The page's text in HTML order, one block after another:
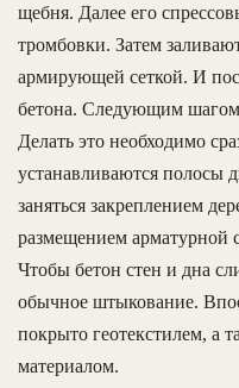
щебня. Далее его
тромбовки. Затем
армирующей сеткой. И
бетона. Следующим шагом
Делать это необходимо
устанавливаются полосы
заняться закреплением
размещением арматурной
Чтобы бетон стен и дна
обычное штыкование.
покрыто геотекстилем, а
материалом.